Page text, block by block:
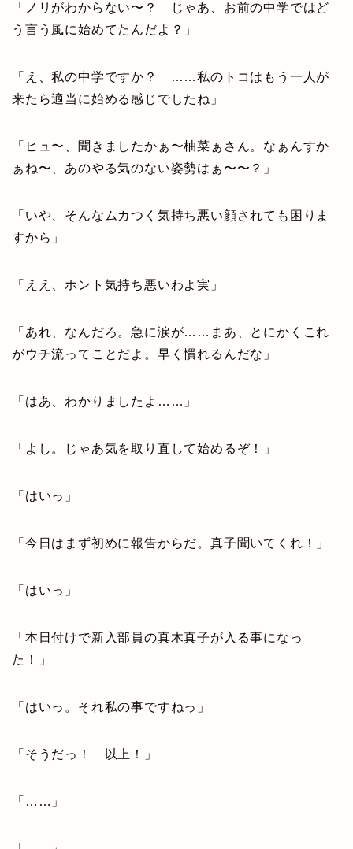
「ノリがわからない〜？ じゃあ、お前の中学ではど
う言う風に始めてたんだよ？」
「え、私の中学ですか？ ……私のトコはもう一人が
来たら適当に始める感じでしたね」
「ヒュ〜、聞きましたかぁ〜柚菜ぁさん。なぁんすか
ぁね〜、あのやる気のない姿勢はぁ〜〜？」
「いや、そんなムカつく気持ち悪い顔されても困りま
すから」
「ええ、ホント気持ち悪いわよ実」
「あれ、なんだろ。急に涙が……まあ、とにかくこれ
がウチ流ってことだよ。早く慣れるんだな」
「はあ、わかりましたよ……」
「よし。じゃあ気を取り直して始めるぞ！」
「はいっ」
「今日はまず初めに報告からだ。真子聞いてくれ！」
「はいっ」
「本日付けで新入部員の真木真子が入る事になっ
た！」
「はいっ。それ私の事ですねっ」
「そうだっ！ 以上！」
「……」